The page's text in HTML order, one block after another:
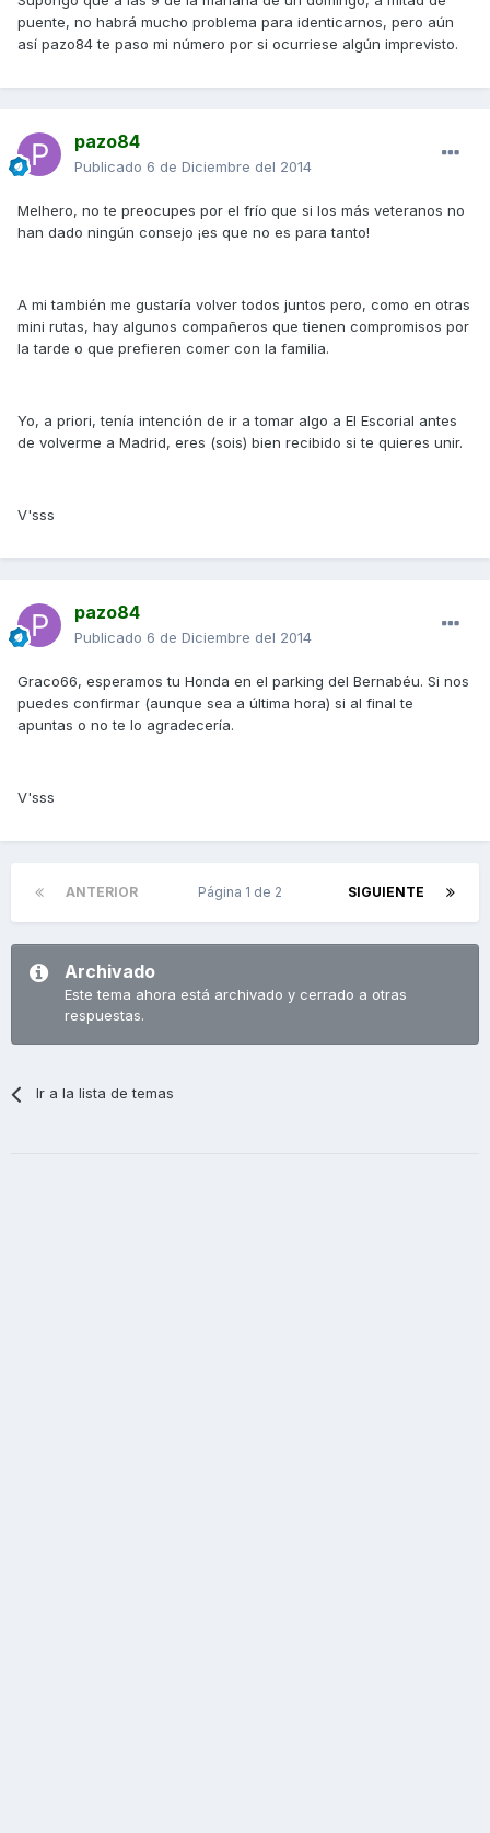
puente, no habrá mucho problema para identicarnos, pero aún
así pazo84 te paso mi número por si ocurriese algún imprevisto.
pazo84
Publicado 6 de Diciembre del 2014
Melhero, no te preocupes por el frío que si los más veteranos no
han dado ningún consejo ¡es que no es para tanto!
A mi también me gustaría volver todos juntos pero, como en otras
mini rutas, hay algunos compañeros que tienen compromisos por
la tarde o que prefieren comer con la familia.
Yo, a priori, tenía intención de ir a tomar algo a El Escorial antes
de volverme a Madrid, eres (sois) bien recibido si te quieres unir.
V'sss
pazo84
Publicado 6 de Diciembre del 2014
Graco66, esperamos tu Honda en el parking del Bernabéu. Si nos
puedes confirmar (aunque sea a última hora) si al final te
apuntas o no te lo agradecería.
V'sss
ANTERIOR SIGUIENTE
Página 1 de 2
Archivado
Este tema ahora está archivado y cerrado a otras
respuestas.
Ir a la lista de temas